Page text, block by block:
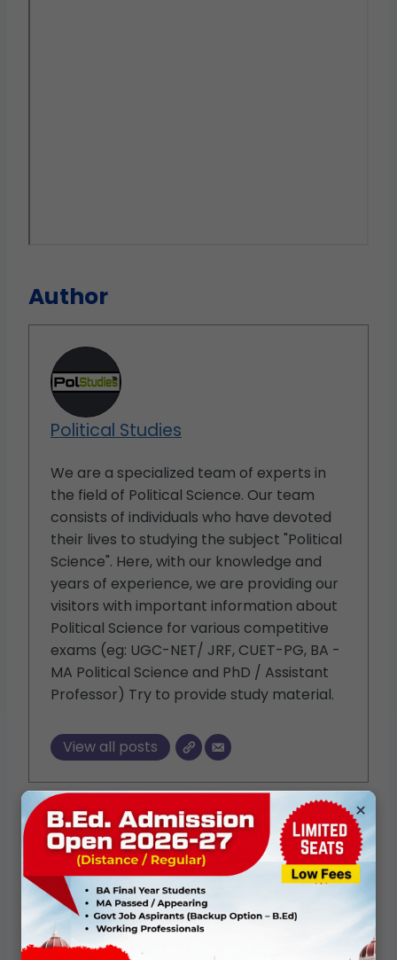
Author
Political Studies
We are a specialized team of experts in
the field of Political Science. Our team
consists of individuals who have devoted
their lives to studying the subject "Political
Science". Here, with our knowledge and
years of experience, we are providing our
visitors with important information about
Political Science for various competitive
exams (eg: UGC-NET/ JRF, CUET-PG, BA -
MA Political Science and PhD / Assistant
Professor) Try to provide study material.
View all posts
×